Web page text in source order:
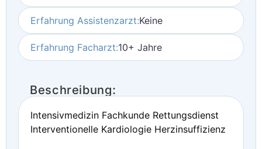
Erfahrung Assistenzarzt:Keine
Erfahrung Facharzt:10+ Jahre
Beschreibung:
Intensivmedizin Fachkunde Rettungsdienst
Interventionelle Kardiologie Herzinsuffizienz